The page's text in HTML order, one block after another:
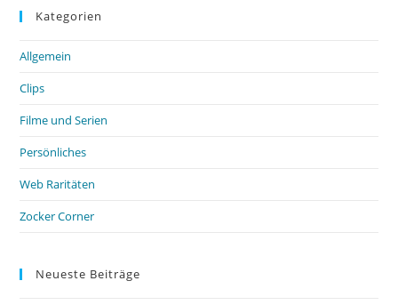
Kategorien
Allgemein
Clips
Filme und Serien
Persönliches
Web Raritäten
Zocker Corner
Neueste Beiträge